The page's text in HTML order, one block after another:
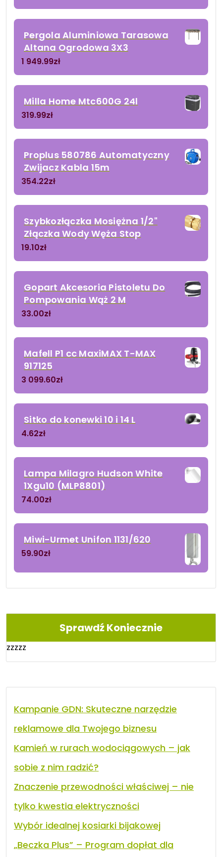
Pergola Aluminiowa Tarasowa
Altana Ogrodowa 3X3
1 949.99zł
Milla Home Mtc600G 24l
319.99zł
Proplus 580786 Automatyczny
Zwijacz Kabla 15m
354.22zł
Szybkozłączka Mosiężna 1/2"
Złączka Wody Węża Stop
19.10zł
Gopart Akcesoria Pistoletu Do
Pompowania Wąż 2 M
33.00zł
Mafell P1 cc MaxiMAX T-MAX
917125
3 099.60zł
Sitko do konewki 10 i 14 L
4.62zł
Lampa Milagro Hudson White
1Xgu10 (MLP8801)
74.00zł
Miwi-Urmet Unifon 1131/620
59.90zł
Sprawdź Koniecznie
zzzzz
Kampanie GDN: Skuteczne narzędzie
reklamowe dla Twojego biznesu
Kamień w rurach wodociągowych – jak
sobie z nim radzić?
Znaczenie przewodności właściwej – nie
tylko kwestia elektryczności
Wybór idealnej kosiarki bijakowej
„Beczka Plus” – Program dopłat dla